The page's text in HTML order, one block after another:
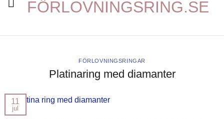
FÖRLOVNINGSRINGAR
Platinaring med diamanter
11
jul